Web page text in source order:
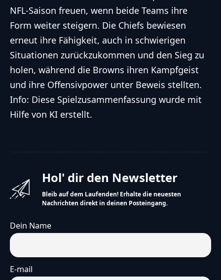
NFL-Saison freuen, wenn beide Teams ihre
Form weiter steigern. Die Chiefs bewiesen
erneut ihre Fähigkeit, auch in schwierigen
Situationen zurückzukommen und den Sieg zu
holen, während die Browns ihren Kampfgeist
und ihre Offensivpower unter Beweis stellten.
Info: Diese Spielzusammenfassung wurde mit
Hilfe von KI erstellt.
Hol' dir den Newsletter
Bleib auf dem Laufenden! Erhalte die neuesten
Nachrichten direkt in deinen Posteingang.
Dein Name
E-mail